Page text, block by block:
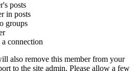
posts
in posts
groups
connection
also remove this member from your
to the site admin. Please allow a few